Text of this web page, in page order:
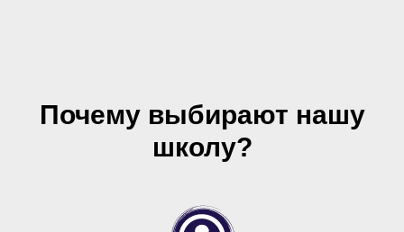
Почему выбирают нашу
школу?